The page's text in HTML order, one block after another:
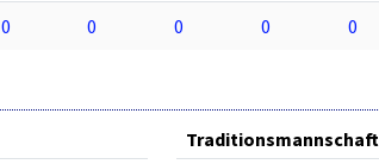
0 0 0 0 0
Traditionsmannschaft